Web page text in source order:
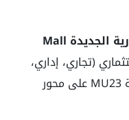
مول سنوفا العاصمة الإدارية الجديدة Mall
(تجاري، إداري،
طبي) يقع استراتيجيا في منطقة MU23 على محور